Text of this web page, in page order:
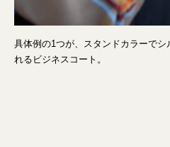
具体例の1つが、スタンドカラーで
れるビジネスコート。